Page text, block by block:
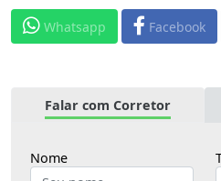
Exata Engenharia tem
qualidade nos
comprador.
O valor do imóvel pode ser
disponibilidade na tabela.
Whatsapp Facebook
Falar com Corretor
Nome